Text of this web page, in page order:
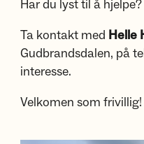
Har du lyst til å hjelpe?
Ta kontakt med Helle
Gudbrandsdalen, på
interesse.
Velkomen som frivillig!